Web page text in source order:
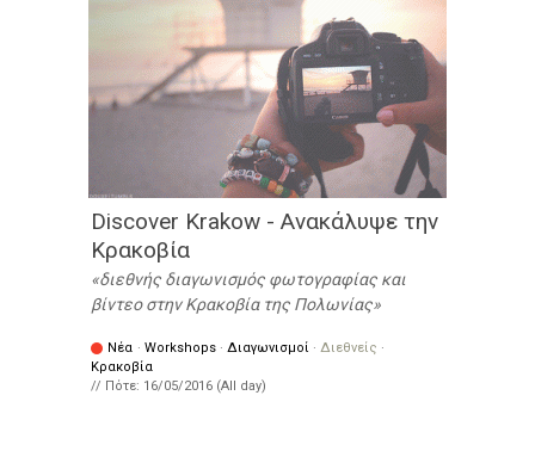
Discover Krakow - Ανακάλυψε την
Κρακοβία
διεθνής διαγωνισμός φωτογραφίας και
βίντεο στην Κρακοβία της Πολωνίας
Νέα · Workshops · Διαγωνισμοί · Διεθνείς ·
Κρακοβία
// Πότε: 16/05/2016 (All day)